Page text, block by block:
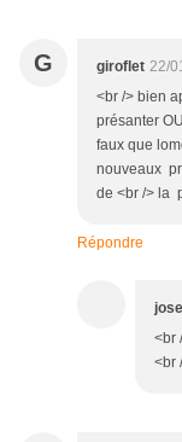
G giroflet 22/
<br /> bien
présanter
faux que
nouveaux
de <br /> la
Répondre
<br
<br